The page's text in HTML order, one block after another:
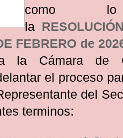
como
la
FEBRERO de
la Cámara de
el proceso
del
terminos: